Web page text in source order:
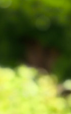
Entdeckung
Karte